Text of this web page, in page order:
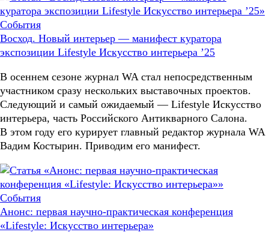
События
Восход. Новый интерьер — манифест куратора
экспозиции Lifestyle Искусство интерьера ’25
В осеннем сезоне журнал WA стал непосредственным
участником сразу нескольких выставочных проектов.
Следующий и самый ожидаемый — Lifestyle Искусство
интерьера, часть Российского Антикварного Салона.
В этом году его курирует главный редактор журнала WA
Вадим Костырин. Приводим его манифест.
События
Анонс: первая научно-практическая конференция
«Lifestyle: Искусство интерьера»